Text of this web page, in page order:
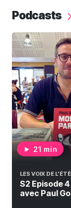
Podcasts
21 min
LES VOIX DE L'ÉTÉ
S2 Episode
avec Paul